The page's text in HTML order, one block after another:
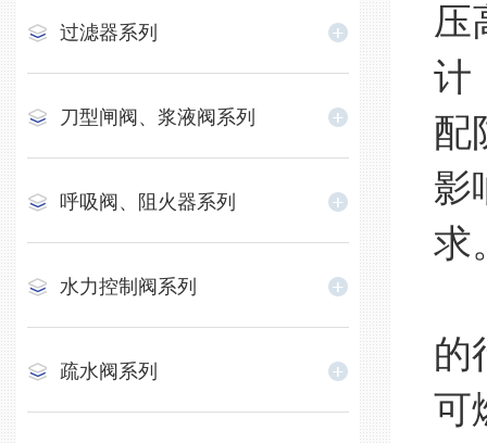
过滤器系列
刀型闸阀、浆液阀系列
呼吸阀、阻火器系列
水力控制阀系列
疏水阀系列
压
计
配
影
求
的
可